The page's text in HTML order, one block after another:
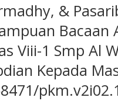
&
Bacaan
Viii-1 Smp Al
Kepada